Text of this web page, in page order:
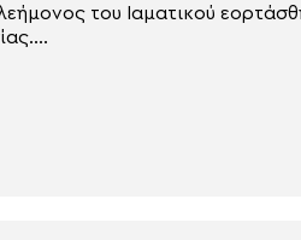
του Ιαματικού